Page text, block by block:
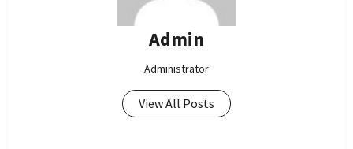
Admin
Administrator
View All Posts